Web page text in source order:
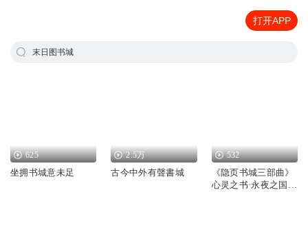
打开APP
末日图书城
625
坐拥书城意未足
2.5万
古今中外有聲書城
532
《隐页书城三部曲》
心灵之书·永夜之国·